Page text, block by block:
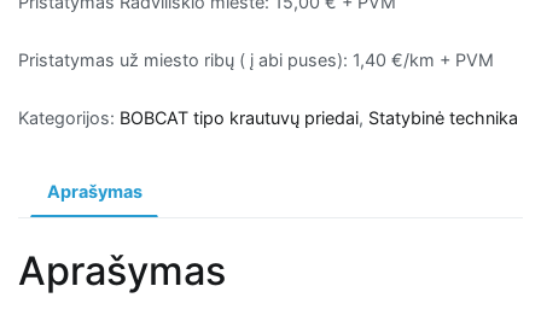
Pristatymas už miesto ribų ( į abi puses): 1,40 €/km + PVM
Kategorijos: BOBCAT tipo krautuvų priedai, Statybinė technika
Aprašymas
Aprašymas